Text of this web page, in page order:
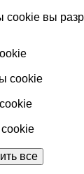
cookie вы
cookie
все